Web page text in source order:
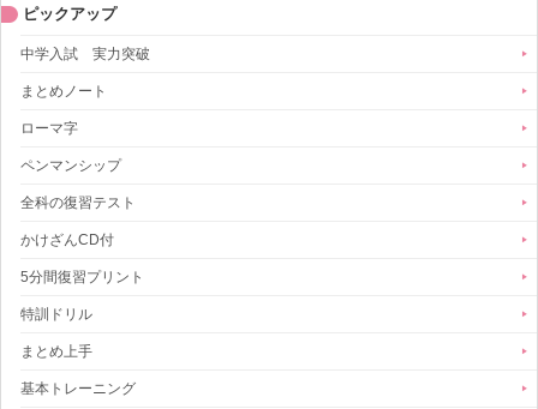
ピックアップ
中学入試 実力突破
まとめノート
ローマ字
ペンマンシップ
全科の復習テスト
かけざんCD付
5分間復習プリント
特訓ドリル
まとめ上手
基本トレーニング